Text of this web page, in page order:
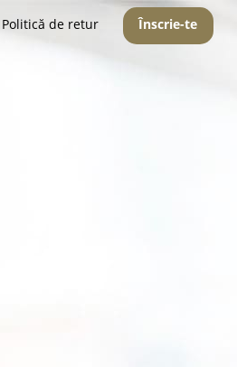
Politică de retur Înscrie-te